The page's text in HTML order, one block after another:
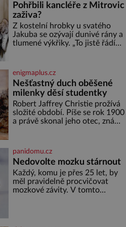
zdát bezvýznamná. Teprve když
se spojí s dalšími desítkami tisíc
příslušnic svého včelstva,
vznikne jeden z
nejdokonalejších organismů
Pohřbili kancléře z Mitrovic
zaživa?
Z kostelní hrobky u svatého
Jakuba se ozývají dunivé rány a
tlumené výkřiky. „To jistě řádí
nikdo neodvážil podzemní
hrobku otevřít a její poklop tak
raději jen skrápí svěcenou
vodou. Za několik dní divné
burácení skutečně ustane. Když
o mnoho let později hrobku
enigmaplus.cz
Nešťastný duch oběšené
milenky děsí studentky
Robert Jaffrey Christie prožívá
složité období. Píše se rok 1900
a právě skonal jeho otec, známý
ale doprovázena ohromným
dědictvím
panidomu.cz
Nedovolte mozku stárnout
Každý, komu je přes 25 let, by
měl pravidelně procvičovat
mozkové závity. V tomto